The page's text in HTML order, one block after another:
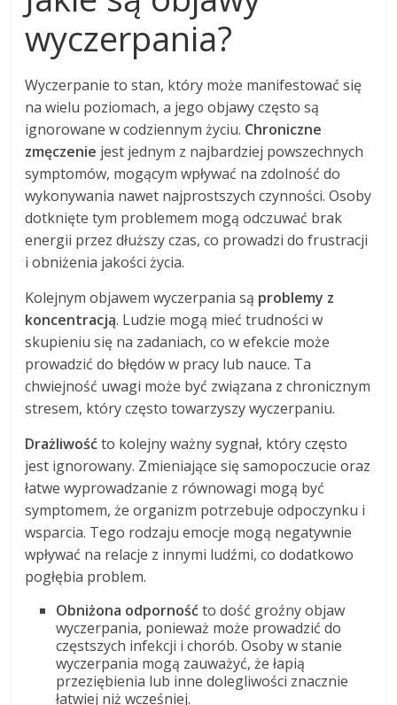
wyczerpania?
Wyczerpanie to stan, który może manifestować się
na wielu poziomach, a jego objawy często są
ignorowane w codziennym życiu. Chroniczne
zmęczenie jest jednym z najbardziej powszechnych
symptomów, mogącym wpływać na zdolność do
wykonywania nawet najprostszych czynności. Osoby
dotknięte tym problemem mogą odczuwać brak
energii przez dłuższy czas, co prowadzi do frustracji
i obniżenia jakości życia.
Kolejnym objawem wyczerpania są problemy z
koncentracją. Ludzie mogą mieć trudności w
skupieniu się na zadaniach, co w efekcie może
prowadzić do błędów w pracy lub nauce. Ta
chwiejność uwagi może być związana z chronicznym
stresem, który często towarzyszy wyczerpaniu.
Drażliwośćto kolejny ważny sygnał, który często
jest ignorowany. Zmieniające się samopoczucie oraz
łatwe wyprowadzanie z równowagi mogą być
symptomem, że organizm potrzebuje odpoczynku i
wsparcia. Tego rodzaju emocje mogą negatywnie
wpływać na relacje z innymi ludźmi, co dodatkowo
pogłębia problem.
Obniżona odpornośćto dość groźny objaw
wyczerpania, ponieważ może prowadzić do
częstszych infekcji i chorób. Osoby w stanie
wyczerpania mogą zauważyć, że łapią
przeziębienia lub inne dolegliwości znacznie
łatwiej niż wcześniej.